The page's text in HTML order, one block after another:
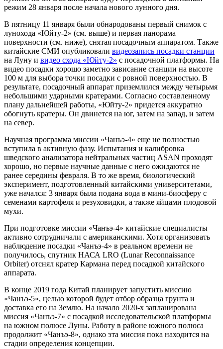
режим 28 января после начала нового лунного дня.
В пятницу 11 января были обнародованы первый снимок с
лунохода «Юйту-2» (см. выше) и первая панорама
поверхности (см. ниже), снятая посадочным аппаратом. Также
китайские СМИ опубликовали видеозапись посадки станции
на Луну и видео схода «Юйту-2» с посадочной платформы. На
видео посадки хорошо заметно зависание станции на высоте
100 м для выбора точки посадки с ровной поверхностью. В
результате, посадочный аппарат приземлился между четырьмя
небольшими ударными кратерами. Согласно составленному
плану дальнейшей работы, «Юйту-2» придется аккуратно
обогнуть кратеры. Он двинется на юг, затем на запад, и затем
на север.
Научная программа миссии «Чанъэ-4» еще не полностью
вступила в активную фазу. Испытания и калибровка
шведского анализатора нейтральных частиц ASAN проходят
хорошо, но первые научные данные с него ожидаются не
ранее середины февраля. В то же время, биологический
эксперимент, подготовленный китайскими университетами,
уже начался: 3 января была подана вода в мини-биосферу с
семенами картофеля и резуховидки, а также яйцами плодовой
мухи.
При подготовке миссии «Чанъэ-4» китайские специалисты
активно сотрудничали с американскими. Хотя организовать
наблюдение посадки «Чанъэ-4» в реальном времени не
получилось, спутник НАСА LRO (Lunar Reconnaissance
Orbiter) отснял кратер Кармана перед посадкой китайского
аппарата.
В конце 2019 года Китай планирует запустить миссию
«Чанъэ-5», целью которой будет отбор образца грунта и
доставка его на Землю. На начало 2020-х запланирована
миссия «Чанъэ-7» с посадкой исследовательской платформы
на южном полюсе Луны. Работу в районе южного полюса
продолжит «Чанъэ-8», однако эта миссия пока находится на
стадии определения концепции.